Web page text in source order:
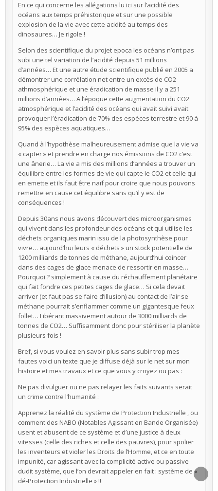
En ce qui concerne les allégations lu ici sur l’acidité des
océans aux temps préhistorique et sur une possible
explosion de la vie avec cette acidité au temps des
dinosaures… Je rigole !
Selon des scientifique du projet epoca les océans n’ont pas
subi une tel variation de l’acidité depuis 51 millions
d’années… Et une autre étude scientifique publié en 2005 a
démontrer une corrélation net entre un excès de CO2
athmosphérique et une éradication de masse il y a 251
millions d’années… A l’époque cette augmentation du CO2
atmosphérique et l’acidité des océans qui avait suivi avait
provoquer l’éradication de 70% des espèces terrestre et 90 à
95% des espèces aquatiques…
Quand à l’hypothèse malheureusement admise que la vie va
« capter » et prendre en charge nos émissions de CO2 c’est
une ânerie… La vie a mis des millions d’années a trouver un
équilibre entre les formes de vie qui capte le CO2 et celle qui
en emette et ils faut être naïf pour croire que nous pouvons
remettre en cause cet équilibre sans qu’il y est de
conséquences !
Depuis 30ans nous avons découvert des microorganismes
qui vivent dans les profondeur des océans et qui utilise les
déchets organiques marin issu de la photosynthèse pour
vivre… aujourd’hui leurs « déchets » un stock potentielle de
1200 milliards de tonnes de méthane, aujourd’hui coincer
dans des cages de glace menace de ressortir en masse…
Pourquoi ? simplement à cause du réchauffement planétaire
qui fait fondre ces petites cages de glace… Si cela devait
arriver (et faut pas se faire d’illusion) au contact de l’air se
méthane pourrait s’enflammer comme un gigantesque feux
follet… Libérant massivement autour de 3000 milliards de
tonnes de CO2… Suffisamment donc pour stériliser la planète
plusieurs fois !
Bref, si vous voulez en savoir plus sans subir trop mes
fautes voici un texte que je diffuse déjà sur le net sur mon
histoire et mes travaux et ce que vous y croyez ou pas :
Ne pas divulguer ou ne pas relayer les faits suivants serait
un crime contre l’humanité :
Apprenez la réalité du système de Protection Industrielle , ou
comment des NABO (Notables Agissant en Bande Organisée)
usent et abusent de ce système et d’une justice à deux
vitesses (celle des riches et celle des pauvres), pour spolier
les inventeurs et violer les Droits de l’Homme, et ce en toute
impunité, car agissant avec la complicité active ou passive
dudit système, que l’on devrait appeler en fait : système de «
dé-Protection Industrielle » !!
TO